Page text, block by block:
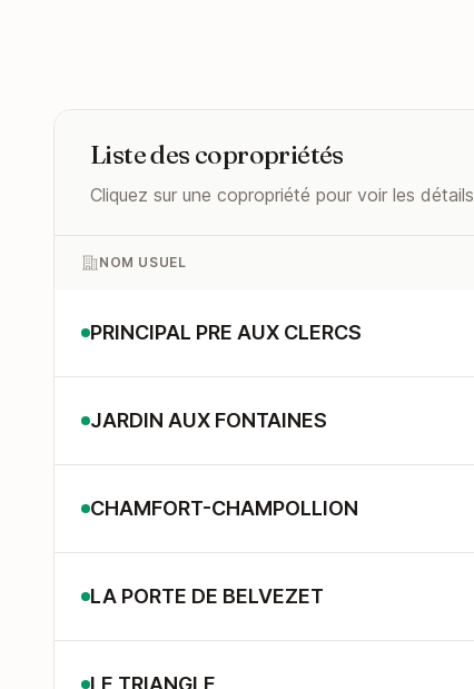
Liste des copropriétés
Cliquez sur une copropriété pour voir les détails
NOM USUEL
PRINCIPAL PRE AUX CLERCS
JARDIN AUX FONTAINES
CHAMFORT-CHAMPOLLION
LA PORTE DE BELVEZET
LE TRIANGLE